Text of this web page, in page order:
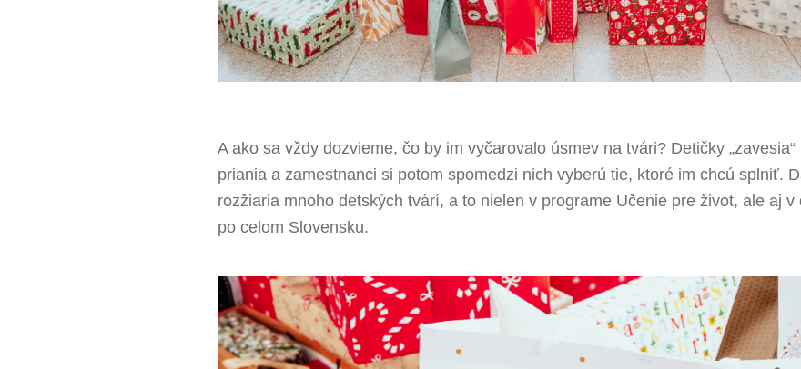
A ako sa vždy dozvieme, čo by im vyčarovalo úsmev na tvári? Detičky
priania a zamestnanci si potom spomedzi nich vyberú tie, ktoré im chcú splniť.
rozžiaria mnoho detských tvárí, a to nielen v programe Učenie pre život, ale aj
po celom Slovensku.